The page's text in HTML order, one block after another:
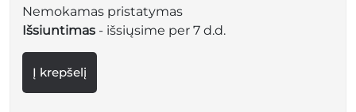
Nemokamas pristatymas
Išsiuntimas - išsiųsime per 7 d.d.
Į krepšelį